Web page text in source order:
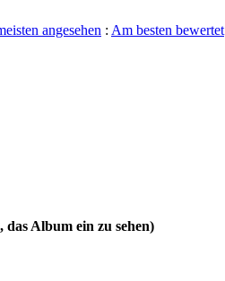
angesehen : Am besten bewertet
Album ein zu sehen)